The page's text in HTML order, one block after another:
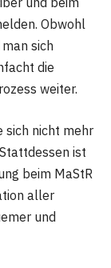
Obwohl
sich
die
weiter.
sich nicht mehr
ist
beim MaStR
aller
und